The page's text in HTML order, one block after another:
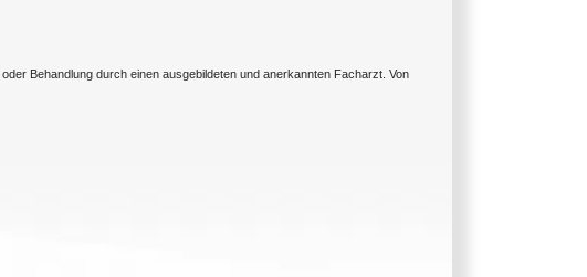
Behandlung durch einen ausgebildeten und anerkannten Facharzt. Von